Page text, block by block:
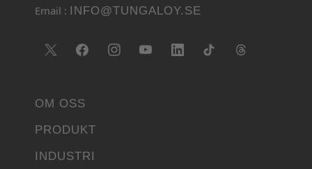
Email : INFO@TUNGALOY.SE
OM OSS
PRODUKT
INDUSTRI